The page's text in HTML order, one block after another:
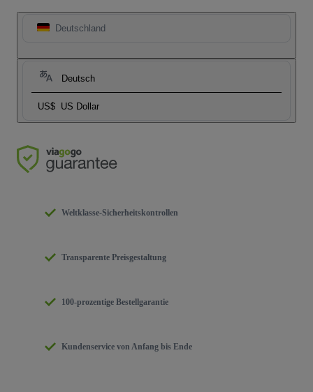
Deutschland
Deutsch
US$ US Dollar
Weltklasse-Sicherheitskontrollen
Transparente Preisgestaltung
100-prozentige Bestellgarantie
Kundenservice von Anfang bis Ende